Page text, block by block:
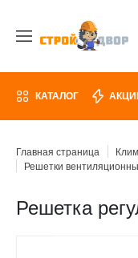
КАТАЛОГ
Главная страница
Решетки
Решетка